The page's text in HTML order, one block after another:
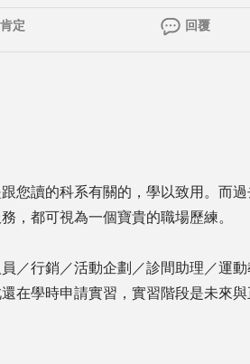
肯定 回覆
您讀的科系有關的，學以致用。而過
，都可視為一個寶貴的職場歷練。
／行銷／活動企劃／診間助理／運動
在學時申請實習，實習階段是未來